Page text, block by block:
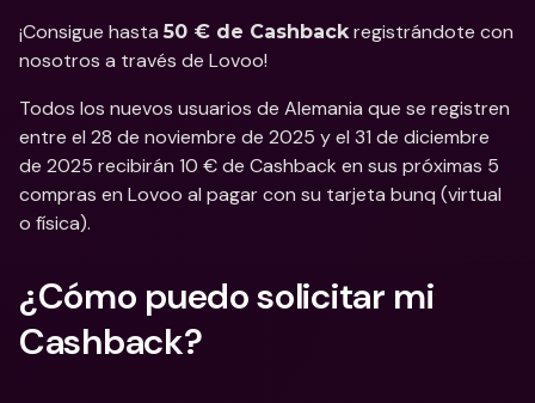
¡Consigue hasta 50 € de Cashback registrándote con
nosotros a través de Lovoo!
Todos los nuevos usuarios de Alemania que se registren
entre el 28 de noviembre de 2025 y el 31 de diciembre
de 2025 recibirán 10 € de Cashback en sus próximas 5
compras en Lovoo al pagar con su tarjeta bunq (virtual
o física).
¿Cómo puedo solicitar mi
Cashback?